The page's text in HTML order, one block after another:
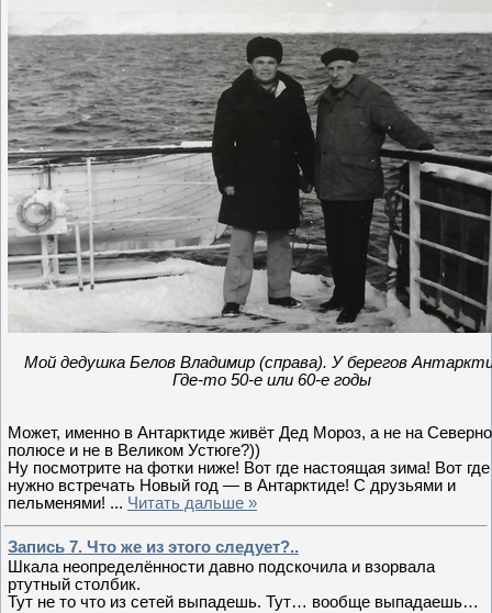
Мой дедушка Белов Владимир (справа). У берегов
Где-то 50-е или 60-е годы
Может, именно в Антарктиде живёт Дед Мороз, а не на
полюсе и не в Великом Устюге?))
Ну посмотрите на фотки ниже! Вот где настоящая зима! Вот где
нужно встречать Новый год — в Антарктиде! С друзьями и
пельменями! ... Читать дальше »
Запись 7. Что же из этого следует?..
Шкала неопределённости давно подскочила и взорвала
ртутный столбик.
Тут не то что из сетей выпадешь. Тут… вообще выпадаешь…